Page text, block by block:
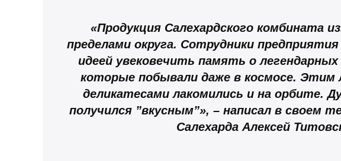
«Продукция Салехардского комбината
пределами округа. Сотрудники
идеей увековечить память о
которые побывали даже в космосе. Этим
деликатесами лакомились и на орбите.
получился ”вкусным”», – написал в своем
Салехарда Алексей